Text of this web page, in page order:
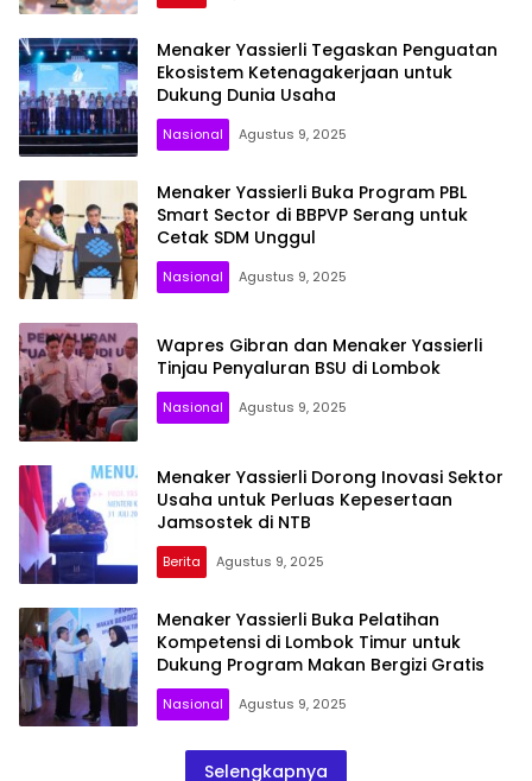
Menaker Yassierli Tegaskan Penguatan
Ekosistem Ketenagakerjaan untuk
Dukung Dunia Usaha
Nasional Agustus 9, 2025
Menaker Yassierli Buka Program PBL
Smart Sector di BBPVP Serang untuk
Cetak SDM Unggul
Nasional Agustus 9, 2025
Wapres Gibran dan Menaker Yassierli
Tinjau Penyaluran BSU di Lombok
Nasional Agustus 9, 2025
Menaker Yassierli Dorong Inovasi Sektor
Usaha untuk Perluas Kepesertaan
Jamsostek di NTB
Berita Agustus 9, 2025
Menaker Yassierli Buka Pelatihan
Kompetensi di Lombok Timur untuk
Dukung Program Makan Bergizi Gratis
Nasional Agustus 9, 2025
Selengkapnya